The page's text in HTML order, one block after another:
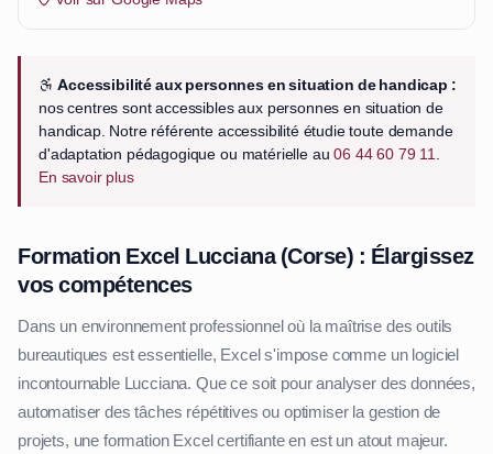
Accessibilité aux personnes en situation de handicap :
nos centres sont accessibles aux personnes en situation de
handicap. Notre référente accessibilité étudie toute demande
d'adaptation pédagogique ou matérielle au06 44 60 79 11.
En savoir plus
Formation Excel Lucciana (Corse) : Élargissez
vos compétences
Dans un environnement professionnel où la maîtrise des outils
bureautiques est essentielle, Excel s'impose comme un logiciel
incontournable Lucciana. Que ce soit pour analyser des données,
automatiser des tâches répétitives ou optimiser la gestion de
projets, une formation Excel certifiante en est un atout majeur.